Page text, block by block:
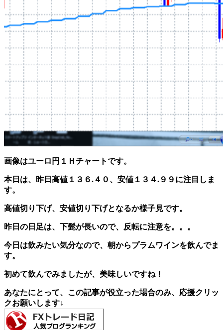
画像はユーロ円１Ｈチャートです。
本日は、昨日高値１３６.４０、安値１３４.９９に注目しま
す。
高値切り下げ、安値切り下げとなるか様子見です。
昨日の日足は、下髭が長いので、反転に注意を。。。
今日は飲みたい気分なので、朝からプラムワインを飲んでま
す。
初めて飲んでみましたが、美味しいですね！
あなたにとって、この記事が役立った場合のみ、応援クリッ
クお願いします↓